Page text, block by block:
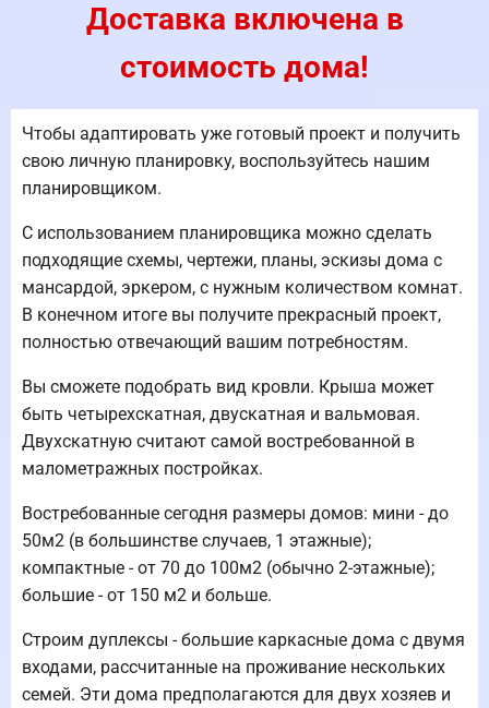
Доставка включена в
стоимость дома!
Чтобы адаптировать уже готовый проект и получить
свою личную планировку, воспользуйтесь нашим
планировщиком.
С использованием планировщика можно сделать
подходящие схемы, чертежи, планы, эскизы дома с
мансардой, эркером, с нужным количеством комнат.
В конечном итоге вы получите прекрасный проект,
полностью отвечающий вашим потребностям.
Вы сможете подобрать вид кровли. Крыша может
быть четырехскатная, двускатная и вальмовая.
Двухскатную считают самой востребованной в
малометражных постройках.
Востребованные сегодня размеры домов: мини - до
50м2 (в большинстве случаев, 1 этажные);
компактные - от 70 до 100м2 (обычно 2-этажные);
большие - от 150 м2 и больше.
Строим дуплексы - большие каркасные дома с двумя
входами, рассчитанные на проживание нескольких
семей. Эти дома предполагаются для двух хозяев и